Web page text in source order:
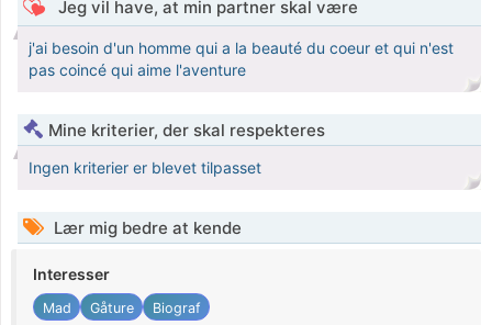
Jeg vil have, at min partner skal være
j'ai besoin d'un homme qui a la beauté du coeur et qui n'est
pas coincé qui aime l'aventure
Mine kriterier, der skal respekteres
Ingen kriterier er blevet tilpasset
Lær mig bedre at kende
Interesser
Mad Gåture Biograf